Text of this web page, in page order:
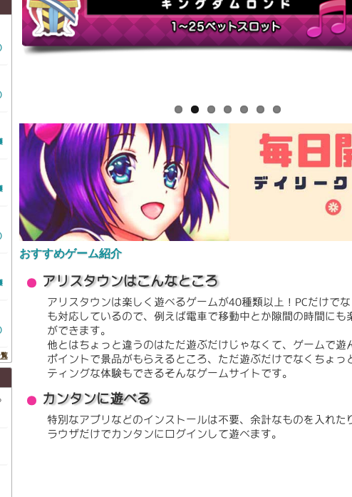
おすすめゲーム紹介
アリスタウンはこんなところ
アリスタウンは楽しく遊べるゲームが40種類以上！PCだけで
も対応しているので、例えば電車で移動中とか隙間の時間にも
ができます。
他とはちょっと違うのはただ遊ぶだけじゃなくて、ゲームで遊
ポイントで景品がもらえるところ、ただ遊ぶだけでなくちょっ
ティングな体験もできるそんなゲームサイトです。
カンタンに遊べる
特別なアプリなどのインストールは不要、余計なものを入れた
ラウザだけでカンタンにログインして遊べます。